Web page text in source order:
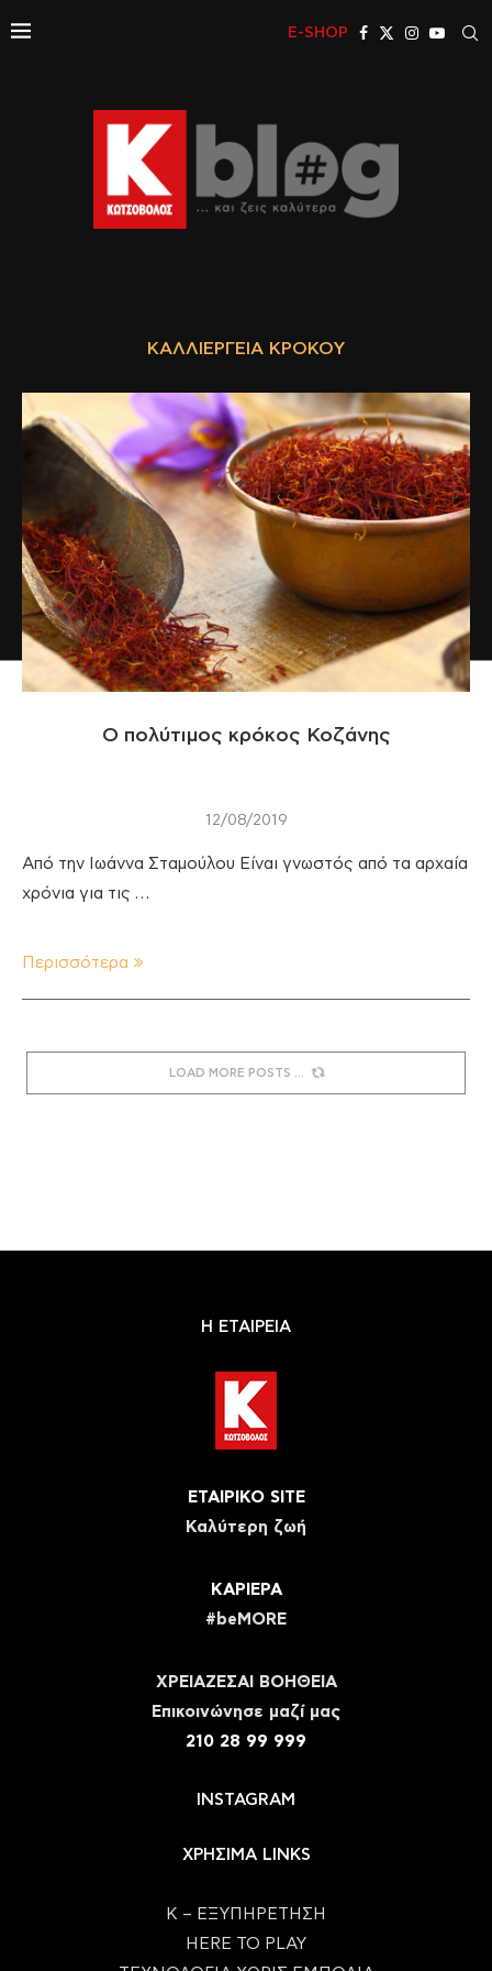
E-SHOP
ΚΑΛΛΙΈΡΓΕΙΑ ΚΡΌΚΟΥ
Ο πολύτιμος κρόκος Κοζάνης
12/08/2019
Από την Ιωάννα Σταμούλου Είναι γνωστός από τα αρχαία
χρόνια για τις …
Περισσότερα
LOAD MORE POSTS
Η ΕΤΑΙΡΕΙΑ
ΕΤΑΙΡΙΚΟ SITE
Καλύτερη ζωή
ΚΑΡΙΕΡΑ
#beMORE
ΧΡΕΙΑΖΕΣΑΙ ΒΟΗΘΕΙΑ
Eπικοινώνησε μαζί μας
210 28 99 999
INSTAGRAM
ΧΡΗΣΙΜΑ LINKS
Κ – ΕΞΥΠΗΡΕΤΗΣΗ
HERE TO PLAY